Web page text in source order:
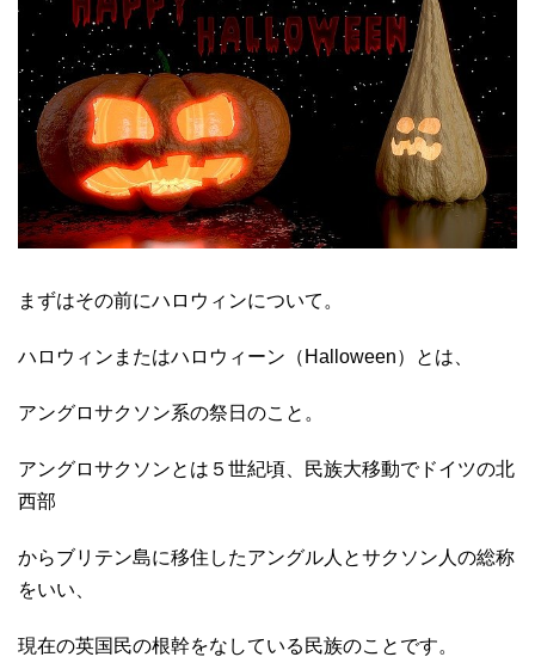
まずはその前にハロウィンについて。
ハロウィンまたはハロウィーン（Halloween）とは、
アングロサクソン系の祭日のこと。
アングロサクソンとは５世紀頃、民族大移動でドイツの北
西部
からブリテン島に移住したアングル人とサクソン人の総称
をいい、
現在の英国民の根幹をなしている民族のことです。